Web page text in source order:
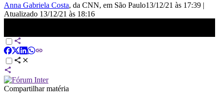
Anna Gabriela Costa, da CNN, em São Paulo13/12/21 às 17:39 |
Atualizado 13/12/21 às 18:16
Compartilhar matéria